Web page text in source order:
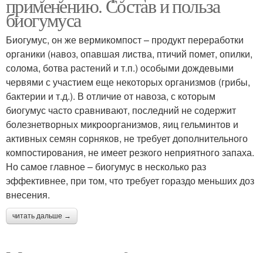
применению. Состав и польза
биогумуса
Биогумус, он же вермикомпост – продукт переработки
органики (навоз, опавшая листва, птичий помет, опилки,
солома, ботва растений и т.п.) особыми дождевыми
червями с участием еще некоторых организмов (грибы,
бактерии и т.д.). В отличие от навоза, с которым
биогумус часто сравнивают, последний не содержит
болезнетворных микроорганизмов, яиц гельминтов и
активных семян сорняков, не требует дополнительного
компостирования, не имеет резкого неприятного запаха.
Но самое главное – биогумус в несколько раз
эффективнее, при том, что требует гораздо меньших доз
внесения.
читать дальше →